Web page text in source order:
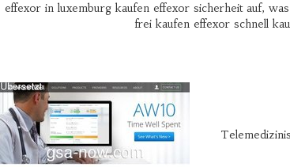
effexor in luxemburg kaufen effexor sicherheit auf,
frei kaufen effexor schnell